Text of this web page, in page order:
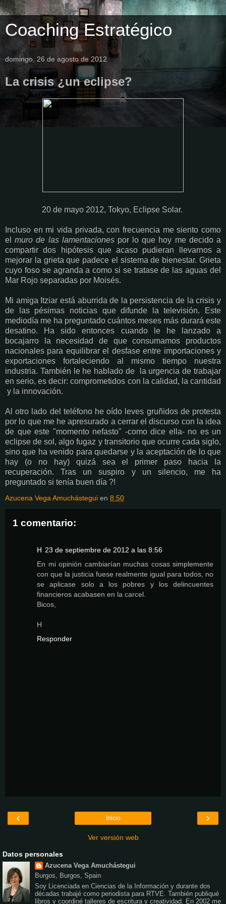
Coaching Estratégico
domingo, 26 de agosto de 2012
La crisis ¿un eclipse?
20 de mayo 2012, Tokyo, Eclipse Solar.
Incluso en mi vida privada, con frecuencia me siento como
elmuro de las lamentacionespor lo que hoy me decido a
compartir dos hipótesis que acaso pudieran llevarnos a
mejorar la grieta que padece el sistema de bienestar. Grieta
cuyo foso se agranda a como si se tratase de las aguas del
Mar Rojo separadas por Moisés.
Mi amiga Itziar está aburrida de la persistencia de la crisis y
de las pésimas noticias que difunde la televisión. Este
mediodía me ha preguntado cuántos meses más durará este
desatino. Ha sido entonces cuando le he lanzado a
bocajarro la necesidad de que consumamos productos
nacionales para equilibrar el desfase entre importaciones y
exportaciones fortaleciendo al mismo tiempo nuestra
industria. También le he hablado de la urgencia de trabajar
en serio, es decir: comprometidos con la calidad, la cantidad
y la innovación.
Al otro lado del teléfono he oído leves gruñidos de protesta
por lo que me he apresurado a cerrar el discurso con la idea
de que este "momento nefasto" -como dice ella- no es un
eclipse de sol, algo fugaz y transitorio que ocurre cada siglo,
sino que ha venido para quedarse y la aceptación de lo que
hay (o no hay) quizá sea el primer paso hacia la
recuperación. Tras un suspiro y un silencio, me ha
preguntado si tenía buen día ?!
Azucena Vega Amuchástegui en 8:50
1 comentario:
H 23 de septiembre de 2012 a las 8:56
En mi opinión cambiarían muchas cosas simplemente
con que la justicia fuese realmente igual para todos, no
se aplicase solo a los pobres y los delincuentes
financieros acabasen en la carcel.
Bicos,
H
Responder
‹ ›
Inicio
Ver versión web
Datos personales
Azucena Vega Amuchástegui
Burgos, Burgos, Spain
Soy Licenciada en Ciencias de la Información y durante dos
décadas trabajé como periodista para RTVE. También publiqué
libros y coordiné talleres de escritura y creatividad. En 2002 me